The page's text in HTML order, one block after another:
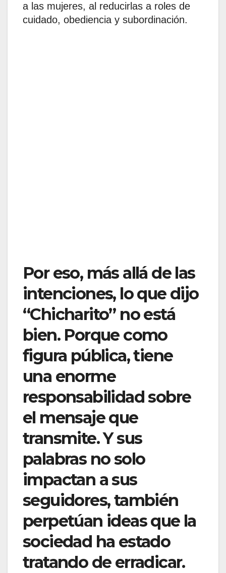
a las mujeres, al reducirlas a roles de
cuidado, obediencia y subordinación.
Por eso, más allá de las
intenciones, lo que dijo
“Chicharito” no está
bien. Porque como
figura pública, tiene
una enorme
responsabilidad sobre
el mensaje que
transmite. Y sus
palabras no solo
impactan a sus
seguidores, también
perpetúan ideas que la
sociedad ha estado
tratando de erradicar.